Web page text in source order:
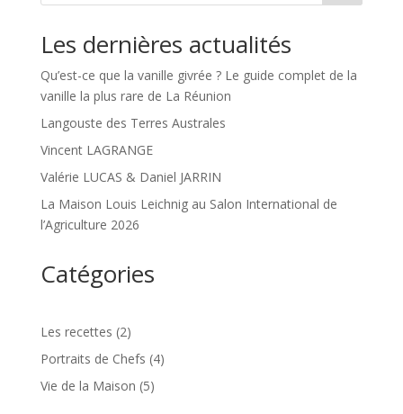
Les dernières actualités
Qu’est-ce que la vanille givrée ? Le guide complet de la
vanille la plus rare de La Réunion
Langouste des Terres Australes
Vincent LAGRANGE
Valérie LUCAS & Daniel JARRIN
La Maison Louis Leichnig au Salon International de
l’Agriculture 2026
Catégories
Les recettes (2)
Portraits de Chefs (4)
Vie de la Maison (5)